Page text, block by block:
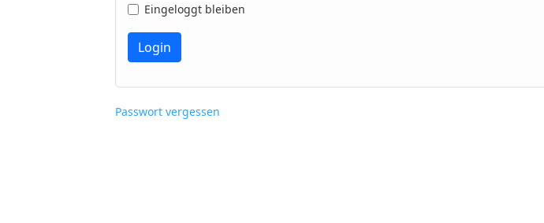
Eingeloggt bleiben
Passwort vergessen